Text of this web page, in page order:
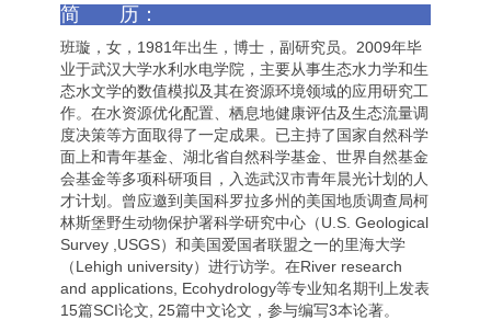
简 历：
班璇，女，1981年出生，博士，副研究员。2009年毕
业于武汉大学水利水电学院，主要从事生态水力学和生
态水文学的数值模拟及其在资源环境领域的应用研究工
作。在水资源优化配置、栖息地健康评估及生态流量调
度决策等方面取得了一定成果。已主持了国家自然科学
面上和青年基金、湖北省自然科学基金、世界自然基金
会基金等多项科研项目，入选武汉市青年晨光计划的人
才计划。曾应邀到美国科罗拉多州的美国地质调查局柯
林斯堡野生动物保护署科学研究中心（U.S. Geological
Survey ,USGS）和美国爱国者联盟之一的里海大学
（Lehigh university）进行访学。在River research
and applications, Ecohydrology等专业知名期刊上发表
15篇SCI论文, 25篇中文论文，参与编写3本论著。